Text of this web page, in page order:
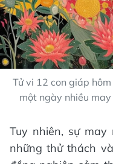
Tử vi 12 con giáp
một ngày nhiều
Tuy nhiên, sự
những thử thách